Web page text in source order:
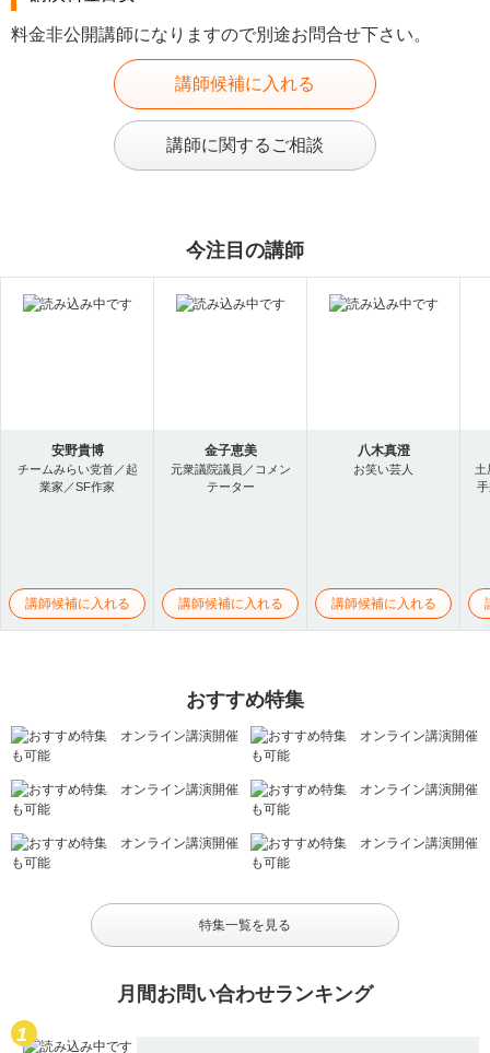
料金非公開講師になりますので別途お問合せ下さい。
講師候補に入れる
講師に関するご相談
今注目の講師
安野貴博
チームみらい党首／起
業家／SF作家
講師候補に入れる
金子恵美
元衆議院議員／コメン
テーター
講師候補に入れる
八木真澄
お笑い芸人
講師候補に入れる
土
おすすめ特集
特集一覧を見る
月間お問い合わせランキング